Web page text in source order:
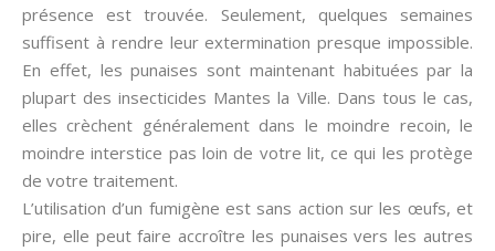
présence est trouvée. Seulement, quelques semaines
suffisent à rendre leur extermination presque impossible.
En effet, les punaises sont maintenant habituées par la
plupart des insecticides Mantes la Ville. Dans tous le cas,
elles crèchent généralement dans le moindre recoin, le
moindre interstice pas loin de votre lit, ce qui les protège
de votre traitement.
L’utilisation d’un fumigène est sans action sur les œufs, et
pire, elle peut faire accroître les punaises vers les autres